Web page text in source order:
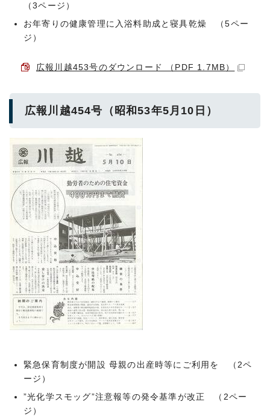
（3ページ）
お年寄りの健康管理に入浴料助成と寝具乾燥 （5ペー
ジ）
広報川越453号のダウンロード （PDF 1.7MB）
広報川越454号（昭和53年5月10日）
緊急保育制度が開設 母親の出産時等にご利用を （2ペ
ージ）
”光化学スモッグ”注意報等の発令基準が改正 （2ペー
ジ）